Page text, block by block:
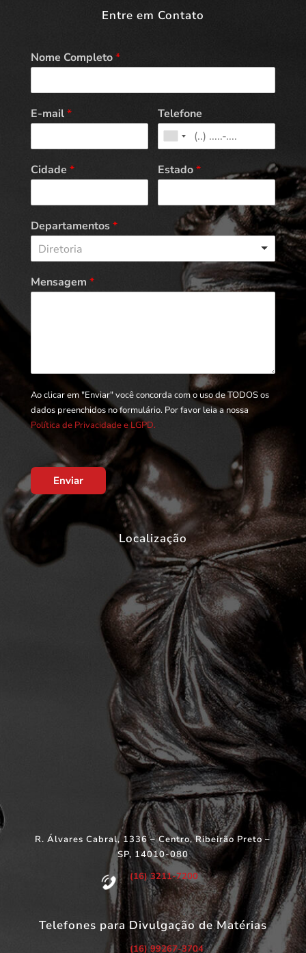
Entre em Contato
Nome Completo*
E-mail* Telefone
Cidade * Estado*
Departamentos*
Diretoria
Mensagem *
Ao clicar em "Enviar" você concorda com o uso de TODOS os
dados preenchidos no formulário. Por favor leia a nossa
Política de Privacidade e LGPD.
Enviar
Localização
R. Álvares Cabral, 1336 – Centro, Ribeirão Preto –
SP, 14010-080
(16) 3211-7200
Telefones para Divulgação de Matérias
(16) 99267-3704